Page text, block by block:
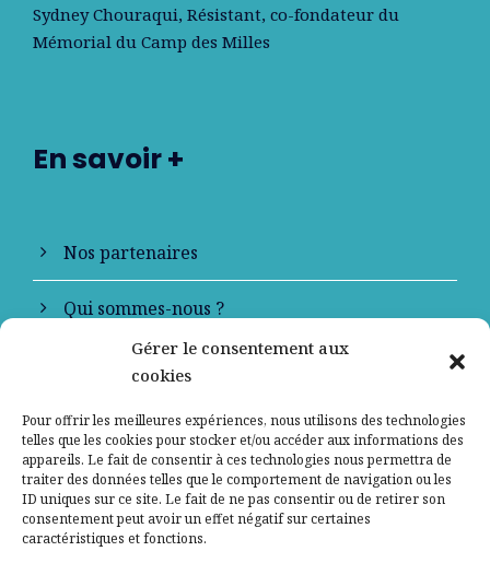
Gérer le consentement aux
cookies
Pour offrir les meilleures expériences, nous utilisons des technologies
telles que les cookies pour stocker et/ou accéder aux informations des
appareils. Le fait de consentir à ces technologies nous permettra de
traiter des données telles que le comportement de navigation ou les
ID uniques sur ce site. Le fait de ne pas consentir ou de retirer son
consentement peut avoir un effet négatif sur certaines
caractéristiques et fonctions.
Sydney Chouraqui, Résistant, co-fondateur du
Mémorial du Camp des Milles
En savoir +
Nos partenaires
Qui sommes-nous ?
Contactez-nous
Mentions légales
Politique de confidentialité